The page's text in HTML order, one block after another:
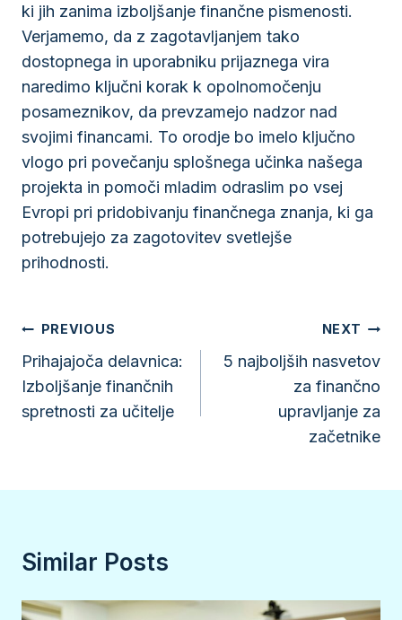
ki jih zanima izboljšanje finančne pismenosti.
Verjamemo, da z zagotavljanjem tako
dostopnega in uporabniku prijaznega vira
naredimo ključni korak k opolnomočenju
posameznikov, da prevzamejo nadzor nad
svojimi financami. To orodje bo imelo ključno
vlogo pri povečanju splošnega učinka našega
projekta in pomoči mladim odraslim po vsej
Evropi pri pridobivanju finančnega znanja, ki ga
potrebujejo za zagotovitev svetlejše
prihodnosti.
Navigacija
prispevka
PREVIOUS
Prihajajoča delavnica:
Izboljšanje finančnih
spretnosti za učitelje
NEXT
5 najboljših nasvetov
za finančno
upravljanje za
začetnike
Similar Posts